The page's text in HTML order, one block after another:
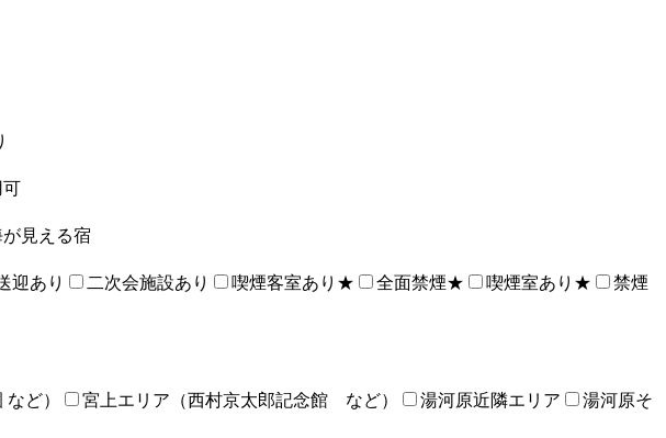
可
が見える宿
迎あり 二次会施設あり 喫煙客室あり★ 全面禁煙★ 喫煙室あり★
禁煙
ど） 宮上エリア（西村京太郎記念館 など） 湯河原近隣エリア
湯河原そ